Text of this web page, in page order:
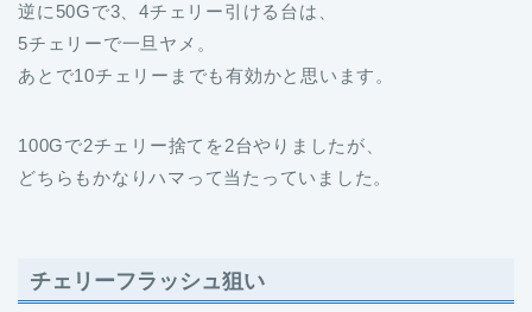
逆に50Gで3、4チェリー引ける台は、
5チェリーで一旦ヤメ。
あとで10チェリーまでも有効かと思います。
100Gで2チェリー捨てを2台やりましたが、
どちらもかなりハマって当たっていました。
チェリーフラッシュ狙い